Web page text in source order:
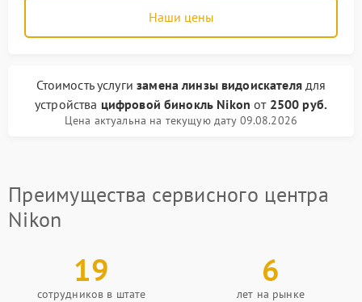
Наши цены
Стоимость услугизамена линзы видоискателядля
устройства цифровой бинокль Nikon от 2500 руб.
Цена актуальна на текущую дату 09.08.2026
Преимущества сервисного центра
Nikon
19
сотрудников в штате
6
лет на рынке